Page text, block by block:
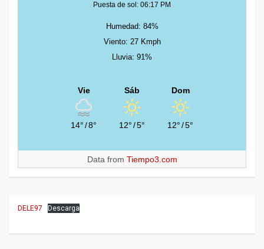
Puesta de sol: 06:17 PM
Humedad: 84%
Viento: 27 Kmph
Lluvia: 91%
Vie
14°/8°
Sáb
12°/5°
Dom
12°/5°
Data from Tiempo3.com
DELE97 Descarga